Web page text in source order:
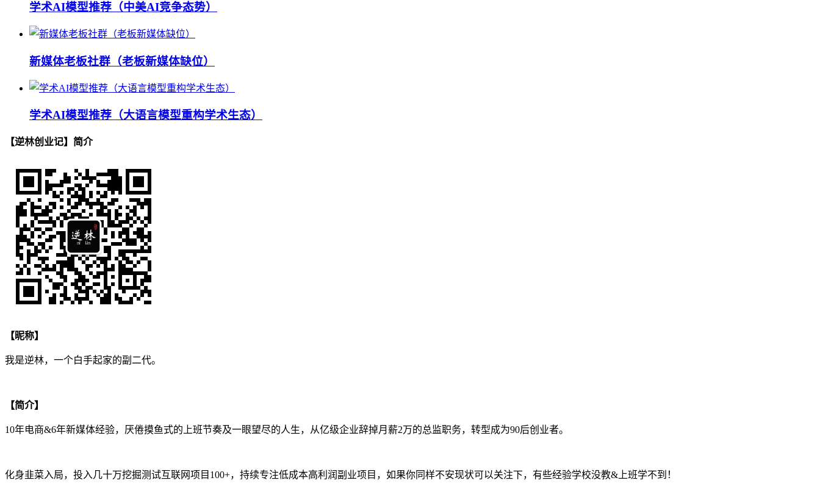
学术AI模型推荐（中美AI竞争态势）
新媒体老板社群（老板新媒体缺位）
学术AI模型推荐（大语言模型重构学术生态）
【逆林创业记】简介
【昵称】
我是逆林，一个白手起家的副二代。
【简介】
10年电商&6年新媒体经验，厌倦摸鱼式的上班节奏及一眼望尽的人生，从亿级企业辞掉月薪2万的总监职务，转型成为90后创业者。
化身韭菜入局，投入几十万挖掘测试互联网项目100+，持续专注低成本高利润副业项目，如果你同样不安现状可以关注下，有些经验学校没教&上班学不到！